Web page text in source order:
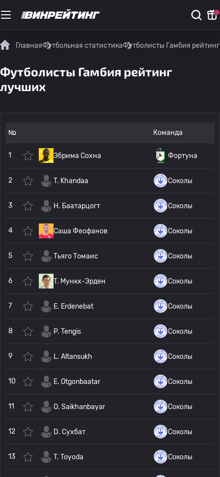
ГлавнаяФутбольная статистикаФутболисты Гамбия
Футболисты Гамбия рейтинг
лучших
№ Команда
1 Эбрима Сохна Фортуна
2 T. Khandaa Соколы
3 Н. Баатарцогт Соколы
4 Саша Феофанов Соколы
5 Тьяго Томаис Соколы
6 T. Мункх-Эрден Соколы
7 E. Erdenebat Соколы
8 P. Tengis Соколы
9 L. Altansukh Соколы
10 E. Otgonbaatar Соколы
11 O. Saikhanbayar Соколы
12 D. Сухбат Соколы
13 T. Toyoda Соколы